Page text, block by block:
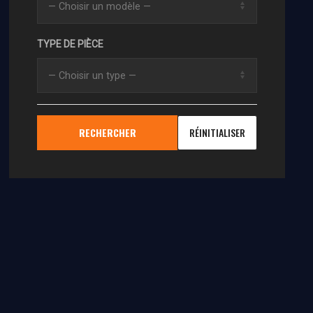
TYPE DE PIÈCE
RECHERCHER RÉINITIALISER